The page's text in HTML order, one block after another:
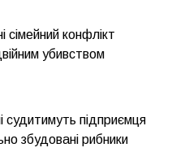
сімейний конфлікт
убивством
судитимуть підприємця
збудовані рибники